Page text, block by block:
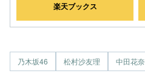
楽天ブックス
乃木坂46 松村沙友理 中田花奈